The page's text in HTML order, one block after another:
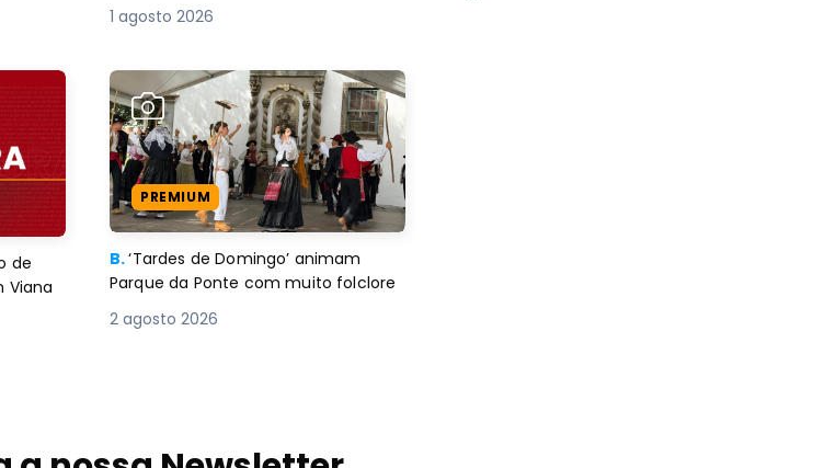
1 agosto 2026
de
Viana
PREMIUM
B.‘Tardes de Domingo’ animam
Parque da Ponte com muito folclore
2 agosto 2026